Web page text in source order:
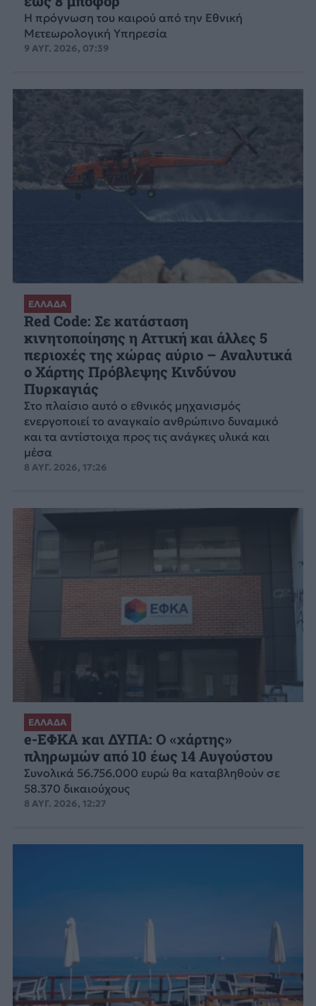
Η πρόγνωση του καιρού από την Εθνική
Μετεωρολογική Υπηρεσία
9 ΑΥΓ. 2026, 07:39
ΕΛΛΑΔΑ
Red Code: Σε κατάσταση
κινητοποίησης η Αττική και άλλες 5
περιοχές της χώρας αύριο – Αναλυτικά
ο Χάρτης Πρόβλεψης Κινδύνου
Πυρκαγιάς
Στο πλαίσιο αυτό ο εθνικός μηχανισμός
ενεργοποιεί το αναγκαίο ανθρώπινο δυναμικό
και τα αντίστοιχα προς τις ανάγκες υλικά και
μέσα
8 ΑΥΓ. 2026, 17:26
ΕΛΛΑΔΑ
e-ΕΦΚΑ και ΔΥΠΑ: Ο «χάρτης»
πληρωμών από 10 έως 14 Αυγούστου
Συνολικά 56.756.000 ευρώ θα καταβληθούν σε
58.370 δικαιούχους
8 ΑΥΓ. 2026, 12:27